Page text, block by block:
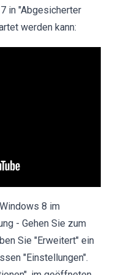
in "Abgesicherter
werden kann:
8 im
- Gehen Sie zum
Sie "Erweitert" ein
"Einstellungen".